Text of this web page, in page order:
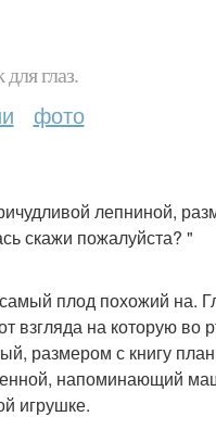
глаз.
фото
лепниной,
скажи пожалуйста? "
плод похожий на.
взгляда на которую во
размером с книгу
напоминающий
игрушке.